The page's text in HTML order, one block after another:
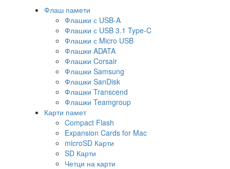
Флаш памети
Флашки с USB-A
Флашки с USB 3.1 Type-C
Флашки с Micro USB
Флашки ADATA
Флашки Corsair
Флашки Samsung
Флашки SanDisk
Флашки Transcend
Флашки Teamgroup
Карти памет
Compact Flash
Expansion Cards for Mac
microSD Карти
SD Карти
Четци на карти